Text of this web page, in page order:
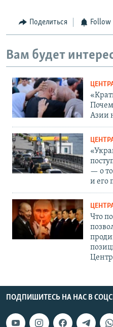
Поделиться Follow
Вам будет
Азии
— о
и его
Что
ПОДПИШИТЕСЬ НА НАС В